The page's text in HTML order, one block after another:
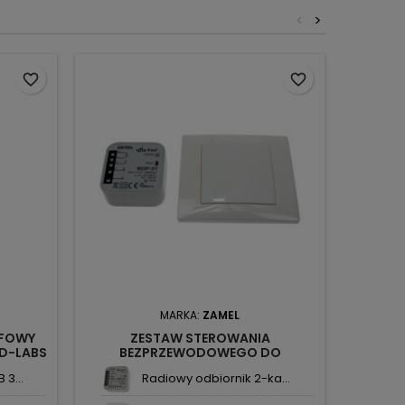
>
<
LABS
3...
favorite_border
MARKA: ZAMEL
ZESTAW STEROWANIA
BEZPRZEWODOWEGO DO
OŚWIETLENIA 1-KAN. RZB-01 EXTA
FREE ZAMEL
Radiowy odbiornik 2-ka...
favorite_border